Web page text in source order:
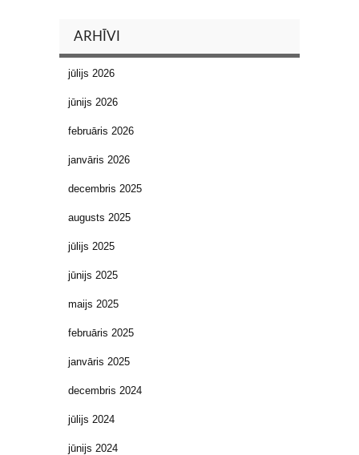
ARHĪVI
jūlijs 2026
jūnijs 2026
februāris 2026
janvāris 2026
decembris 2025
augusts 2025
jūlijs 2025
jūnijs 2025
maijs 2025
februāris 2025
janvāris 2025
decembris 2024
jūlijs 2024
jūnijs 2024